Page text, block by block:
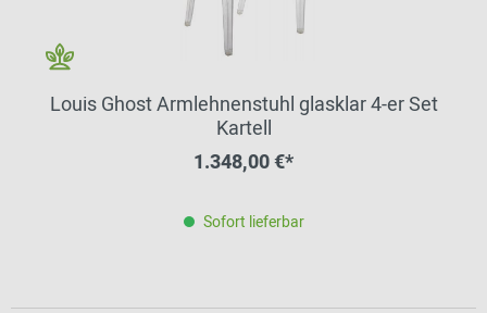
Louis Ghost Armlehnenstuhl glasklar 4-er Set
Kartell
1.348,00 €*
Sofort lieferbar